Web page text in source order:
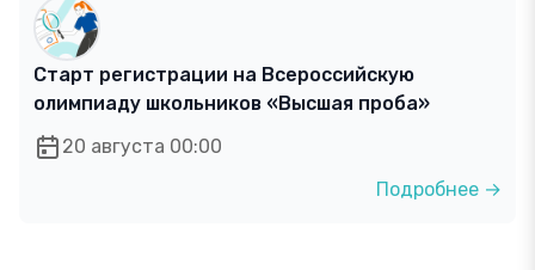
Старт регистрации на Всероссийскую
олимпиаду школьников «Высшая проба»
20 августа 00:00
Подробнее →